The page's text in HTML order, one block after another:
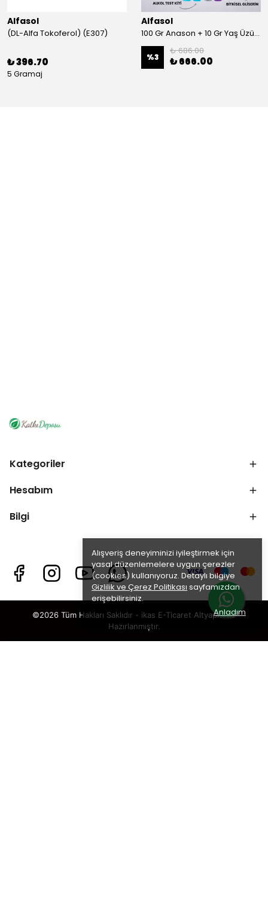
Alışveriş deneyiminizi iyileştirmek için
yasal düzenlemelere uygun çerezler
(cookies) kullanıyoruz. Detaylı bilgiye
Gizlilik ve Çerez Politikası sayfamızdan
erişebilirsiniz.
Anladım
Alfasol
(DL-Alfa Tokoferol) (E307)
₺ 396.70
5 Gramaj
Alfasol
100 Gr Anason + 10 Gr Yaş Üzüm + 250 Gr Gliserin + Alkol Test Kiti
%3
₺ 686.00
₺ 666.00
Kategoriler
Hesabım
Bilgi
©2026 Tüm Hakları Saklıdır - ikas E-Ticaret Altyapısı ile
Hazırlanmıştır.